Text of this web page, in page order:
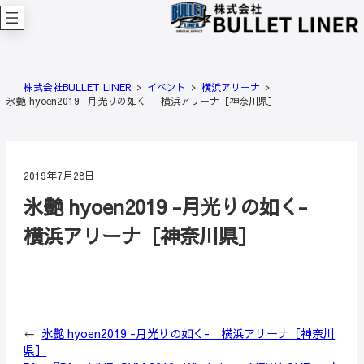
内
容
ッ
株式会社BULLET LINER イベント
横浜アリーナ
氷艶 hyoen2019 -月光りの如く- 横浜アリーナ［神奈川県］
2019年7月28日
氷艶 hyoen2019 -月光りの如く-
横浜アリーナ［神奈川県］
← 氷艶 hyoen2019 -月光りの如く- 横浜アリーナ［神奈川
県］